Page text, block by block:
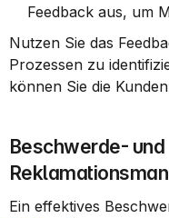
Feedback aus, um
Nutzen Sie das
Prozessen zu
können Sie die
Beschwerde- und